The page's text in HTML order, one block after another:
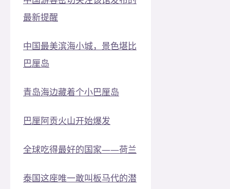
最新提醒
中国最美滨海小城，景色堪比
巴厘岛
青岛海边藏着个小巴厘岛
巴厘阿贡火山开始爆发
全球吃得最好的国家——荷兰
泰国这座唯一敢叫板马代的潜